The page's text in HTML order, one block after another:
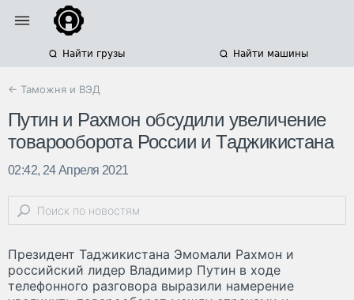
Найти грузы Найти машины
← Таможня и ВЭД
Путин и Рахмон обсудили увеличение
товарооборота России и Таджикистана
02:42, 24 Апреля 2021
Президент Таджикистана Эмомали Рахмон и
российский лидер Владимир Путин в ходе
телефонного разговора выразили намерение